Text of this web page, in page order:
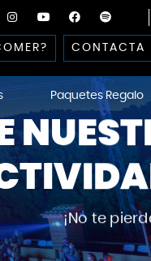
CONTACTA
Paquetes Regalo
¡No te